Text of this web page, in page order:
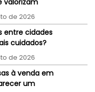
valorizam
de 2026
entre cidades
cuidados?
de 2026
à venda em
um